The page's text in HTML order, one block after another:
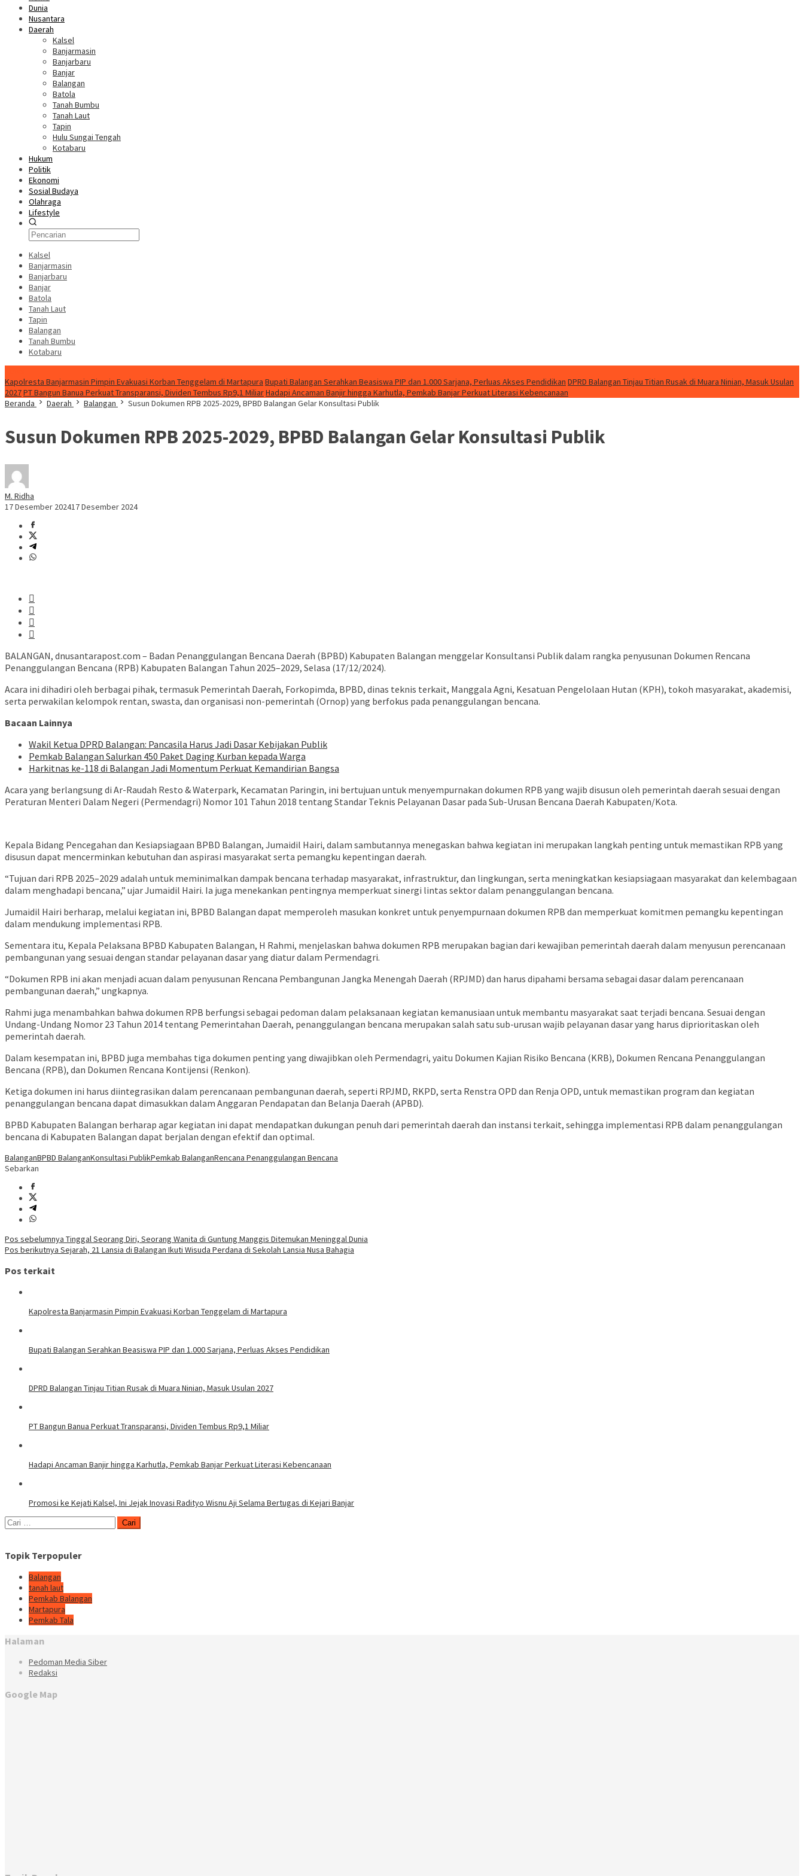
Dunia
Nusantara
Daerah
Kalsel
Banjarmasin
Banjarbaru
Banjar
Balangan
Batola
Tanah Bumbu
Tanah Laut
Tapin
Hulu Sungai Tengah
Kotabaru
Hukum
Politik
Ekonomi
Sosial Budaya
Olahraga
Lifestyle
Kalsel
Banjarmasin
Banjarbaru
Banjar
Batola
Tanah Laut
Tapin
Balangan
Tanah Bumbu
Kotabaru
Kapolresta Banjarmasin Pimpin Evakuasi Korban Tenggelam di Martapura Bupati Balangan Serahkan Beasiswa PIP dan 1.000 Sarjana, Perluas Akses Pendidikan DPRD Balangan Tinjau Titian Rusak di Muara Ninian, Masuk Usulan
2027PT Bangun Banua Perkuat Transparansi, Dividen Tembus Rp9,1 MiliarHadapi Ancaman Banjir hingga Karhutla, Pemkab Banjar Perkuat Literasi Kebencanaan
Beranda
Daerah Balangan Susun Dokumen RPB 2025-2029, BPBD Balangan Gelar Konsultasi Publik
Susun Dokumen RPB 2025-2029, BPBD Balangan Gelar Konsultasi Publik
M. Ridha
17 Desember 202417 Desember 2024
BALANGAN, dnusantarapost.com – Badan Penanggulangan Bencana Daerah (BPBD) Kabupaten Balangan menggelar Konsultansi Publik dalam rangka penyusunan Dokumen Rencana
Penanggulangan Bencana (RPB) Kabupaten Balangan Tahun 2025–2029, Selasa (17/12/2024).
Acara ini dihadiri oleh berbagai pihak, termasuk Pemerintah Daerah, Forkopimda, BPBD, dinas teknis terkait, Manggala Agni, Kesatuan Pengelolaan Hutan (KPH), tokoh masyarakat, akademisi,
serta perwakilan kelompok rentan, swasta, dan organisasi non-pemerintah (Ornop) yang berfokus pada penanggulangan bencana.
Bacaan Lainnya
Wakil Ketua DPRD Balangan: Pancasila Harus Jadi Dasar Kebijakan Publik
Pemkab Balangan Salurkan 450 Paket Daging Kurban kepada Warga
Harkitnas ke-118 di Balangan Jadi Momentum Perkuat Kemandirian Bangsa
Acara yang berlangsung di Ar-Raudah Resto & Waterpark, Kecamatan Paringin, ini bertujuan untuk menyempurnakan dokumen RPB yang wajib disusun oleh pemerintah daerah sesuai dengan
Peraturan Menteri Dalam Negeri (Permendagri) Nomor 101 Tahun 2018 tentang Standar Teknis Pelayanan Dasar pada Sub-Urusan Bencana Daerah Kabupaten/Kota.
Kepala Bidang Pencegahan dan Kesiapsiagaan BPBD Balangan, Jumaidil Hairi, dalam sambutannya menegaskan bahwa kegiatan ini merupakan langkah penting untuk memastikan RPB yang
disusun dapat mencerminkan kebutuhan dan aspirasi masyarakat serta pemangku kepentingan daerah.
“Tujuan dari RPB 2025–2029 adalah untuk meminimalkan dampak bencana terhadap masyarakat, infrastruktur, dan lingkungan, serta meningkatkan kesiapsiagaan masyarakat dan kelembagaan
dalam menghadapi bencana,” ujar Jumaidil Hairi. Ia juga menekankan pentingnya memperkuat sinergi lintas sektor dalam penanggulangan bencana.
Jumaidil Hairi berharap, melalui kegiatan ini, BPBD Balangan dapat memperoleh masukan konkret untuk penyempurnaan dokumen RPB dan memperkuat komitmen pemangku kepentingan
dalam mendukung implementasi RPB.
Sementara itu, Kepala Pelaksana BPBD Kabupaten Balangan, H Rahmi, menjelaskan bahwa dokumen RPB merupakan bagian dari kewajiban pemerintah daerah dalam menyusun perencanaan
pembangunan yang sesuai dengan standar pelayanan dasar yang diatur dalam Permendagri.
“Dokumen RPB ini akan menjadi acuan dalam penyusunan Rencana Pembangunan Jangka Menengah Daerah (RPJMD) dan harus dipahami bersama sebagai dasar dalam perencanaan
pembangunan daerah,” ungkapnya.
Rahmi juga menambahkan bahwa dokumen RPB berfungsi sebagai pedoman dalam pelaksanaan kegiatan kemanusiaan untuk membantu masyarakat saat terjadi bencana. Sesuai dengan
Undang-Undang Nomor 23 Tahun 2014 tentang Pemerintahan Daerah, penanggulangan bencana merupakan salah satu sub-urusan wajib pelayanan dasar yang harus diprioritaskan oleh
pemerintah daerah.
Dalam kesempatan ini, BPBD juga membahas tiga dokumen penting yang diwajibkan oleh Permendagri, yaitu Dokumen Kajian Risiko Bencana (KRB), Dokumen Rencana Penanggulangan
Bencana (RPB), dan Dokumen Rencana Kontijensi (Renkon).
Ketiga dokumen ini harus diintegrasikan dalam perencanaan pembangunan daerah, seperti RPJMD, RKPD, serta Renstra OPD dan Renja OPD, untuk memastikan program dan kegiatan
penanggulangan bencana dapat dimasukkan dalam Anggaran Pendapatan dan Belanja Daerah (APBD).
BPBD Kabupaten Balangan berharap agar kegiatan ini dapat mendapatkan dukungan penuh dari pemerintah daerah dan instansi terkait, sehingga implementasi RPB dalam penanggulangan
bencana di Kabupaten Balangan dapat berjalan dengan efektif dan optimal.
BalanganBPBD BalanganKonsultasi PublikPemkab BalanganRencana Penanggulangan Bencana
Sebarkan
Navigasi
pos
Pos sebelumnya Tinggal Seorang Diri, Seorang Wanita di Guntung Manggis Ditemukan Meninggal Dunia
Pos berikutnya Sejarah, 21 Lansia di Balangan Ikuti Wisuda Perdana di Sekolah Lansia Nusa Bahagia
Pos terkait
Kapolresta Banjarmasin Pimpin Evakuasi Korban Tenggelam di Martapura
Bupati Balangan Serahkan Beasiswa PIP dan 1.000 Sarjana, Perluas Akses Pendidikan
DPRD Balangan Tinjau Titian Rusak di Muara Ninian, Masuk Usulan 2027
PT Bangun Banua Perkuat Transparansi, Dividen Tembus Rp9,1 Miliar
Hadapi Ancaman Banjir hingga Karhutla, Pemkab Banjar Perkuat Literasi Kebencanaan
Promosi ke Kejati Kalsel, Ini Jejak Inovasi Radityo Wisnu Aji Selama Bertugas di Kejari Banjar
Cari
untuk:
Topik Terpopuler
Balangan
tanah laut
Pemkab Balangan
Martapura
Pemkab Tala
Halaman
Pedoman Media Siber
Redaksi
Google Map